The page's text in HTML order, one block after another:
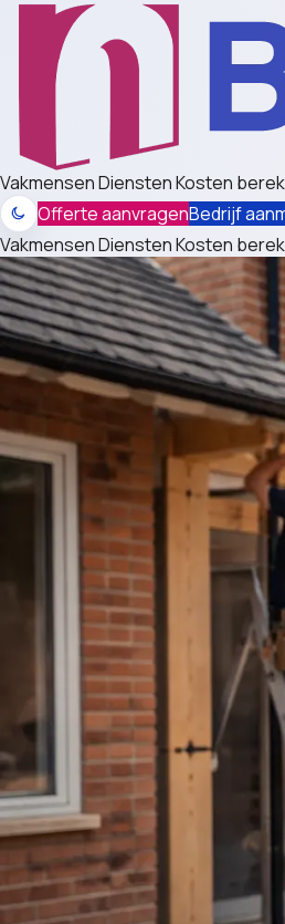
VakmensenDienstenKosten
Offerte aanvragenBedrijf
VakmensenDienstenKosten